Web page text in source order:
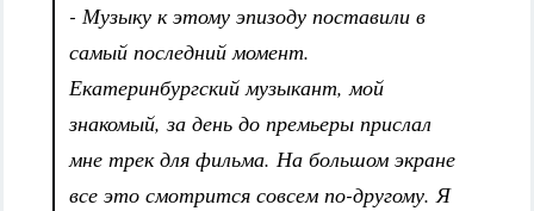
- Музыку к этому эпизоду поставили в
самый последний момент.
Екатеринбургский музыкант, мой
знакомый, за день до премьеры прислал
мне трек для фильма. На большом экране
все это смотрится совсем по-другому. Я